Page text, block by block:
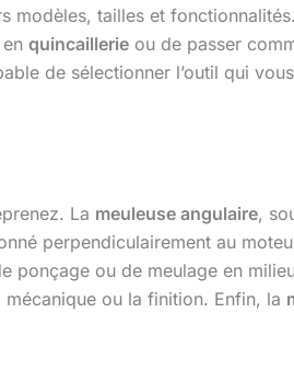
modèles, tailles et
quincaillerie ou de passer
de sélectionner l’outil qui
La meuleuse angulaire,
perpendiculairement au
ponçage ou de meulage en
ou la finition. Enfin, la